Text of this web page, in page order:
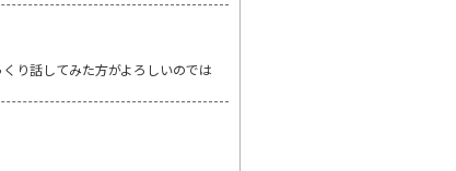
り話してみた方がよろしいのでは